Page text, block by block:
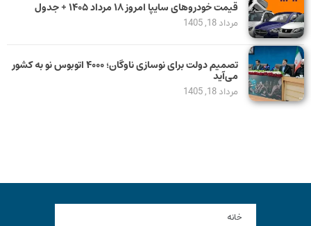
قیمت خودرو‌های سایپا امروز ۱۸ مرداد ۱۴۰۵ + جدول
مرداد 18, 1405
تصمیم دولت برای نوسازی ناوگان؛ ۴۰۰۰ اتوبوس نو به کشور
می‌آید
مرداد 18, 1405
خانه